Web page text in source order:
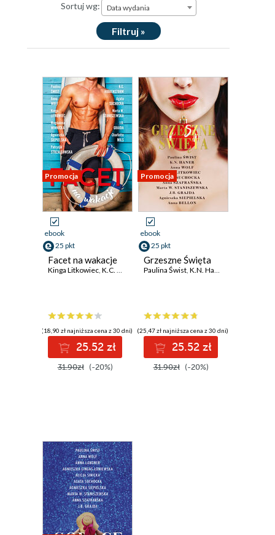
Sortuj wg: Data wydania
Filtruj »
Promocja
ebook
25 pkt
Facet na wakacje
Kinga Litkowiec, K.C. Hiddenstorm ,Paulina Świst,Magdalena
(18,90 zł najniższa cena z 30 dni)
25.52 zł
31.90zł (-20%)
Promocja
ebook
25 pkt
Grzeszne Święta
Paulina Świst, K.N. Haner
(25,47 zł najniższa cena z 30 dni)
25.52 zł
31.90zł (-20%)